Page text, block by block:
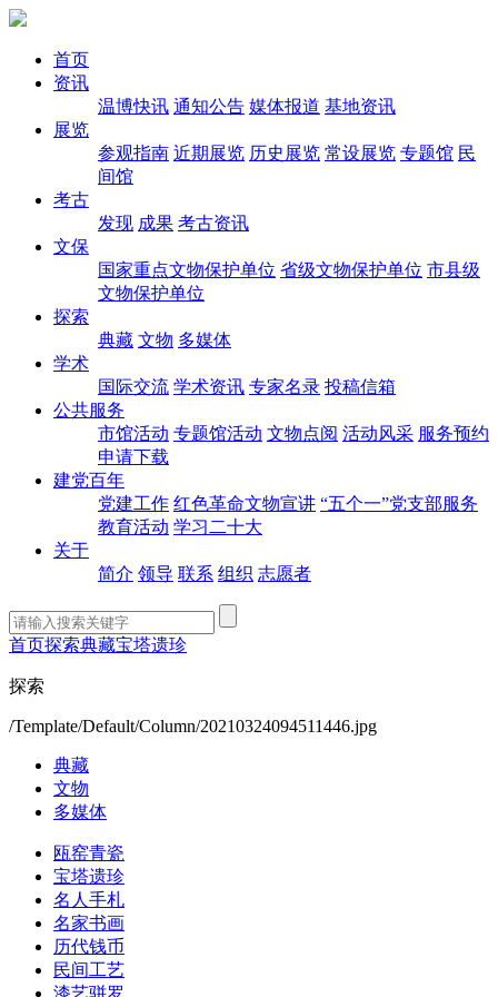
首页
资讯
温博快讯 通知公告 媒体报道 基地资讯
展览
参观指南 近期展览 历史展览 常设展览 专题馆 民
间馆
考古
发现 成果 考古资讯
文保
国家重点文物保护单位 省级文物保护单位 市县级
文物保护单位
探索
典藏 文物 多媒体
学术
国际交流 学术资讯 专家名录 投稿信箱
公共服务
市馆活动 专题馆活动 文物点阅 活动风采 服务预约
申请下载
建党百年
党建工作 红色革命文物宣讲 “五个一”党支部服务
教育活动 学习二十大
关于
简介 领导 联系 组织 志愿者
首页探索典藏宝塔遗珍
探索
/Template/Default/Column/20210324094511446.jpg
典藏
文物
多媒体
瓯窑青瓷
宝塔遗珍
名人手札
名家书画
历代钱币
民间工艺
漆艺骈罗